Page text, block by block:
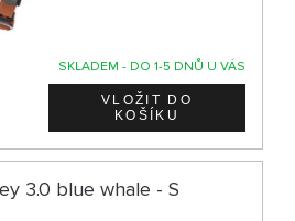
SKLADEM - DO 1-5 DNŮ U VÁS
3.0 blue whale - S